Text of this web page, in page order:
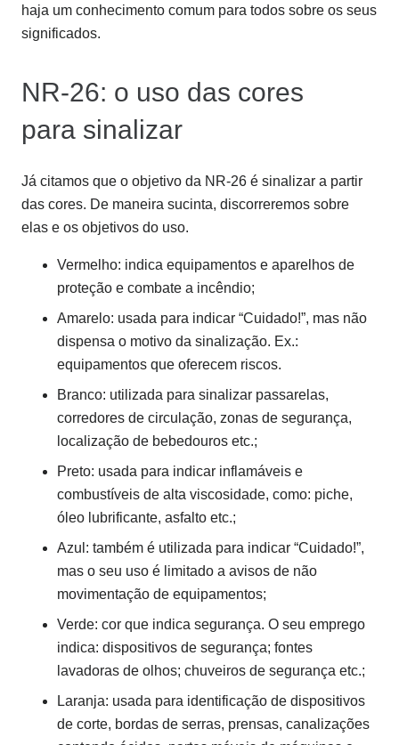
haja um conhecimento comum para todos sobre os seus
significados.
NR-26: o uso das cores
para sinalizar
Já citamos que o objetivo da NR-26 é sinalizar a partir
das cores. De maneira sucinta, discorreremos sobre
elas e os objetivos do uso.
Vermelho: indica equipamentos e aparelhos de
proteção e combate a incêndio;
Amarelo: usada para indicar “Cuidado!”, mas não
dispensa o motivo da sinalização. Ex.:
equipamentos que oferecem riscos.
Branco: utilizada para sinalizar passarelas,
corredores de circulação, zonas de segurança,
localização de bebedouros etc.;
Preto: usada para indicar inflamáveis e
combustíveis de alta viscosidade, como: piche,
óleo lubrificante, asfalto etc.;
Azul: também é utilizada para indicar “Cuidado!”,
mas o seu uso é limitado a avisos de não
movimentação de equipamentos;
Verde: cor que indica segurança. O seu emprego
indica: dispositivos de segurança; fontes
lavadoras de olhos; chuveiros de segurança etc.;
Laranja: usada para identificação de dispositivos
de corte, bordas de serras, prensas, canalizações